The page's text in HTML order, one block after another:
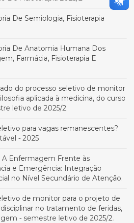
De Semiologia, Fisioterapia
De Anatomia Humana Dos
Farmácia, Fisioterapia E
do processo seletivo de monitor
aplicada à medicina, do curso
letivo de 2025/2.
para vagas remanescentes?
- 2025
A Enfermagem Frente às
e Emergência: Integração
no Nível Secundário de Atenção.
de monitor para o projeto de
no tratamento de feridas,
- semestre letivo de 2025/2.